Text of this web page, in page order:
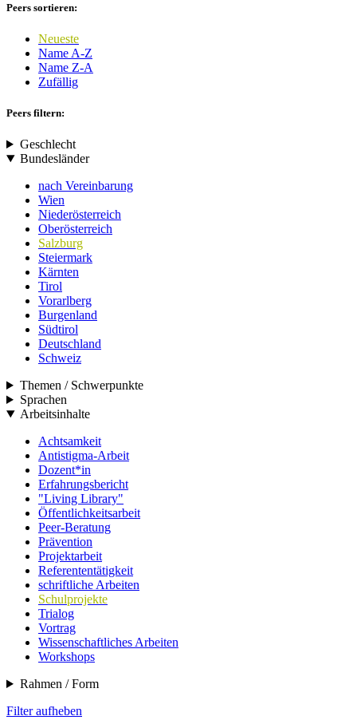
Peers sortieren:
Neueste
Name A-Z
Name Z-A
Zufällig
Peers filtern:
Geschlecht
Bundesländer
nach Vereinbarung
Wien
Niederösterreich
Oberösterreich
Salzburg
Steiermark
Kärnten
Tirol
Vorarlberg
Burgenland
Südtirol
Deutschland
Schweiz
Themen / Schwerpunkte
Sprachen
Arbeitsinhalte
Achtsamkeit
Antistigma-Arbeit
Dozent*in
Erfahrungsbericht
"Living Library"
Öffentlichkeitsarbeit
Peer-Beratung
Prävention
Projektarbeit
Referententätigkeit
schriftliche Arbeiten
Schulprojekte
Trialog
Vortrag
Wissenschaftliches Arbeiten
Workshops
Rahmen / Form
Filter aufheben